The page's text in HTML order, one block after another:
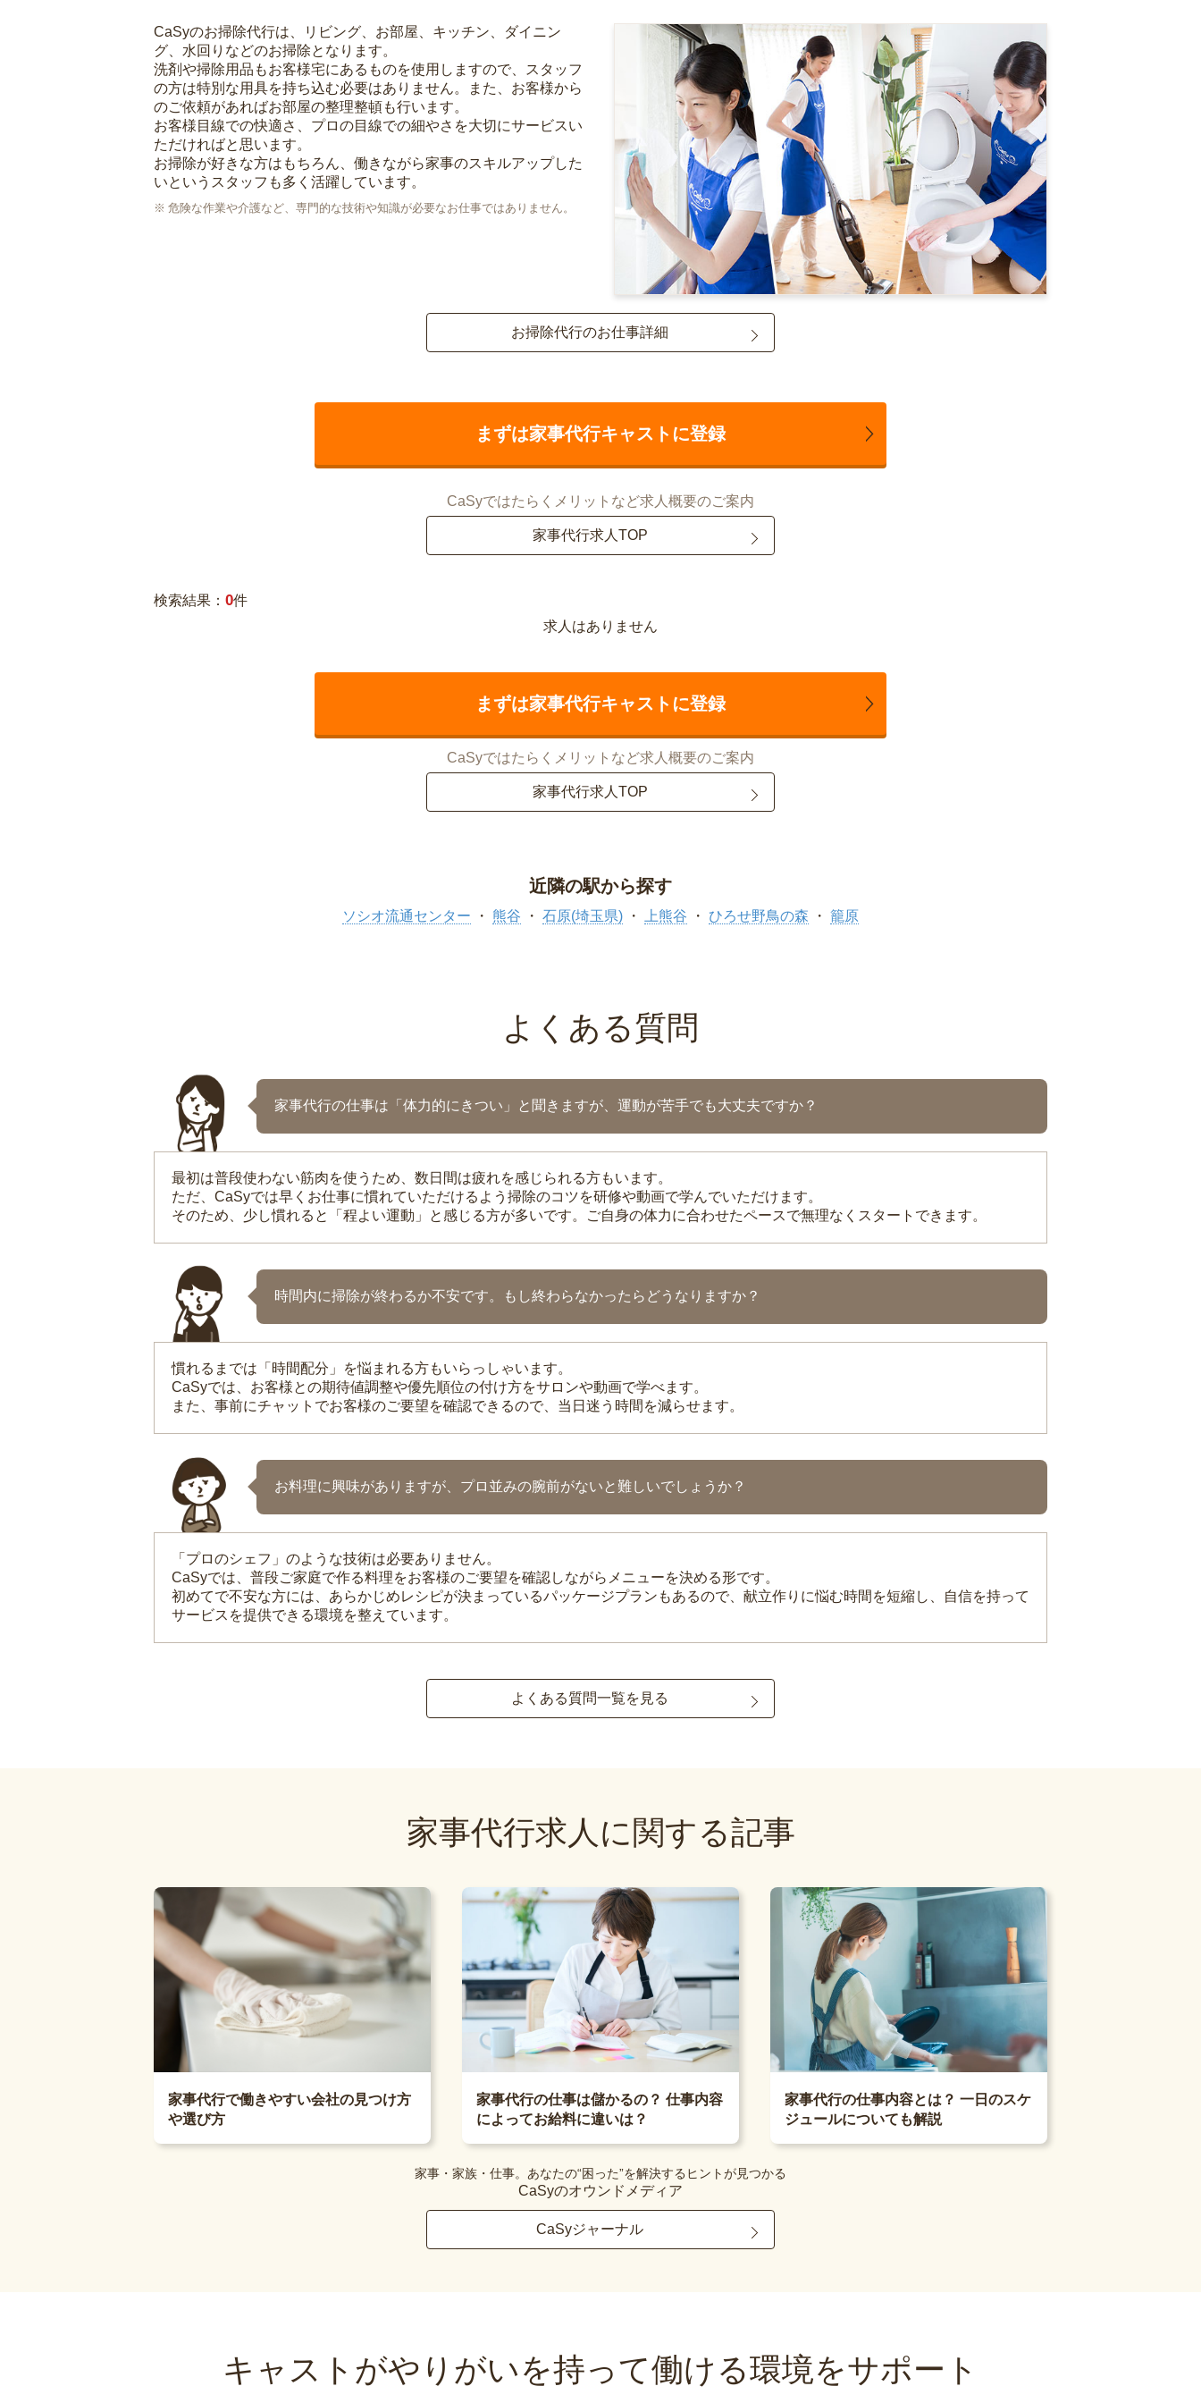
CaSyのお掃除代行は、リビング、お部屋、キッチン、ダイニン
グ、水回りなどのお掃除となります。
洗剤や掃除用品もお客様宅にあるものを使用しますので、スタッフ
の方は特別な用具を持ち込む必要はありません。また、お客様から
のご依頼があればお部屋の整理整頓も行います。
お客様目線での快適さ、プロの目線での細やさを大切にサービスい
ただければと思います。
お掃除が好きな方はもちろん、働きながら家事のスキルアップした
いというスタッフも多く活躍しています。
危険な作業や介護など、専門的な技術や知識が必要なお仕事ではありません。
お掃除代行のお仕事詳細
まずは家事代行キャストに登録
CaSyではたらくメリットなど求人概要のご案内
家事代行求人TOP
検索結果： 0件
求人はありません
まずは家事代行キャストに登録
CaSyではたらくメリットなど求人概要のご案内
家事代行求人TOP
近隣の駅から探す
ソシオ流通センター 熊谷 石原(埼玉県) 上熊谷 ひろせ野鳥の森 籠原
よくある質問
家事代行の仕事は「体力的にきつい」と聞きますが、運動が苦手でも大丈夫ですか？
最初は普段使わない筋肉を使うため、数日間は疲れを感じられる方もいます。
ただ、CaSyでは早くお仕事に慣れていただけるよう掃除のコツを研修や動画で学んでいただけます。
そのため、少し慣れると「程よい運動」と感じる方が多いです。ご自身の体力に合わせたペースで無理なくスタートできます。
時間内に掃除が終わるか不安です。もし終わらなかったらどうなりますか？
慣れるまでは「時間配分」を悩まれる方もいらっしゃいます。
CaSyでは、お客様との期待値調整や優先順位の付け方をサロンや動画で学べます。
また、事前にチャットでお客様のご要望を確認できるので、当日迷う時間を減らせます。
お料理に興味がありますが、プロ並みの腕前がないと難しいでしょうか？
「プロのシェフ」のような技術は必要ありません。
CaSyでは、普段ご家庭で作る料理をお客様のご要望を確認しながらメニューを決める形です。
初めてで不安な方には、あらかじめレシピが決まっているパッケージプランもあるので、献立作りに悩む時間を短縮し、自信を持って
サービスを提供できる環境を整えています。
よくある質問一覧を見る
家事代行求人に関する記事
家事代行で働きやすい会社の見つけ方
や選び方
家事代行の仕事は儲かるの？ 仕事内容
によってお給料に違いは？
家事代行の仕事内容とは？ 一日のスケ
ジュールについても解説
家事・家族・仕事。あなたの“困った”を解決するヒントが見つかる
CaSyのオウンドメディア
CaSyジャーナル
キャストがやりがいを持って働ける環境をサポート